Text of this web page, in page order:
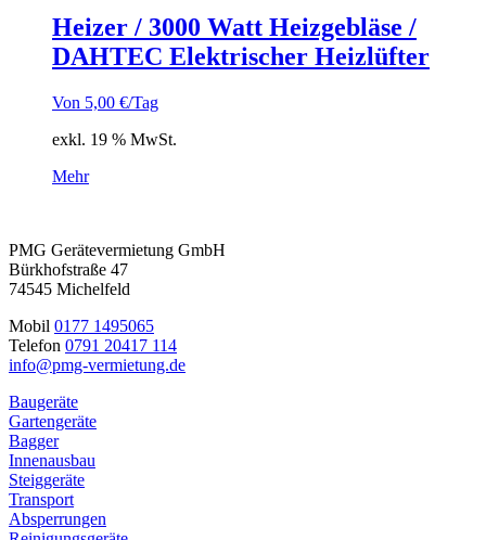
Heizer / 3000 Watt Heizgebläse /
DAHTEC Elektrischer Heizlüfter
Von 5,00 €/Tag
exkl. 19 % MwSt.
Mehr
PMG Gerätevermietung GmbH
Bürkhofstraße 47
74545 Michelfeld
Mobil 0177 1495065
Telefon 0791 20417 114
info@pmg-vermietung.de
Baugeräte
Gartengeräte
Bagger
Innenausbau
Steiggeräte
Transport
Absperrungen